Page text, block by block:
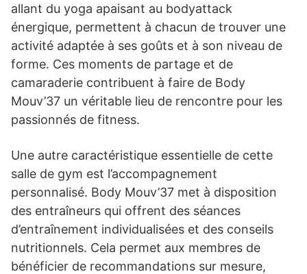
allant du yoga apaisant au bodyattack
énergique, permettent à chacun de trouver une
activité adaptée à ses goûts et à son niveau de
forme. Ces moments de partage et de
camaraderie contribuent à faire de Body
Mouv’37 un véritable lieu de rencontre pour les
passionnés de fitness.
Une autre caractéristique essentielle de cette
salle de gym est l’accompagnement
personnalisé. Body Mouv’37 met à disposition
des entraîneurs qui offrent des séances
d’entraînement individualisées et des conseils
nutritionnels. Cela permet aux membres de
bénéficier de recommandations sur mesure,